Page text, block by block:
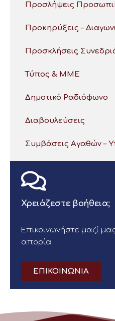
Προσλήψεις
Προκηρύξεις –
Προσκλήσεις
Τύπος & ΜΜΕ
Δημοτικό Ραδιόφωνο
Διαβουλεύσεις
Συμβάσεις Αγαθών –
Χρειάζεστε βοήθεια;
Επικοινωνήστε μαζί
απορία
ΕΠΙΚΟΙΝΩΝΙΑ